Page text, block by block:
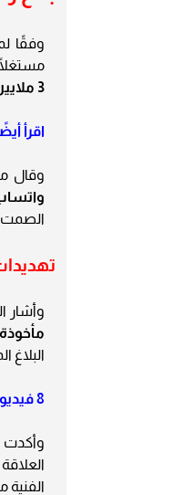
وفقًا
مستغلًا
3 ملايين جنيه
اقرأ
وقال
وأشار
البلاغ
8 فيديوهات مخلة و10 صور +18 رحمة محسن تفضح طليقها.. بلاغ عاجل وتطلب تدخل النائب العام
وأكدت